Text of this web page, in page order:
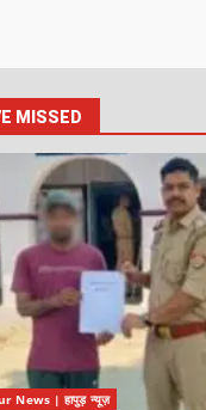
MISSED
News | हापुड़ न्यूज़